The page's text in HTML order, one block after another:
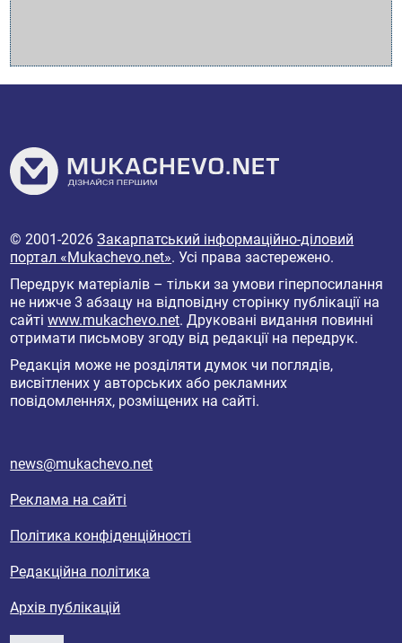
© 2001-2026Закарпатський інформаційно-діловий
портал «Mukachevo.net». Усі права застережено.
Передрук матеріалів – тільки за умови гіперпосилання
не нижче 3 абзацу на відповідну сторінку публікації на
сайтіwww.mukachevo.net. Друковані видання повинні
отримати письмову згоду від редакції на передрук.
Редакція може не розділяти думок чи поглядів,
висвітлених у авторських або рекламних
повідомленнях, розміщених на сайті.
news@mukachevo.net
Реклама на сайті
Політика конфіденційності
Редакційна політика
Архів публікацій